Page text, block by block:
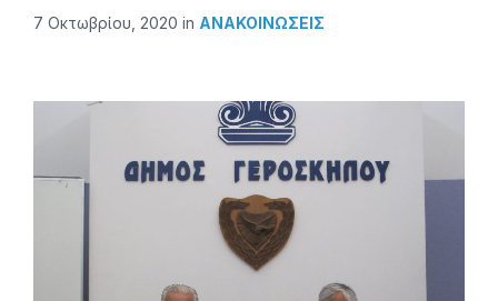
7 Οκτωβρίου, 2020 in ΑΝΑΚΟΙΝΏΣΕΙΣ